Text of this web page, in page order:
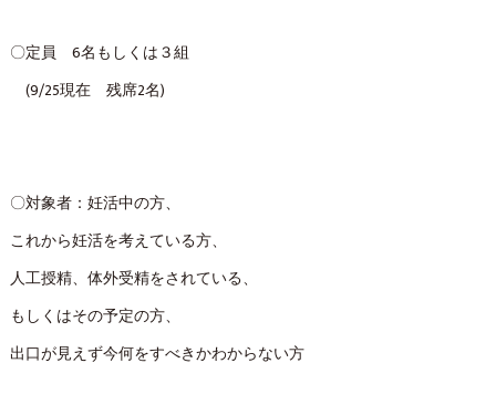
〇定員 6名もしくは３組
(9/25現在 残席2名)
〇対象者：妊活中の方、
これから妊活を考えている方、
人工授精、体外受精をされている、
もしくはその予定の方、
出口が見えず今何をすべきかわからない方